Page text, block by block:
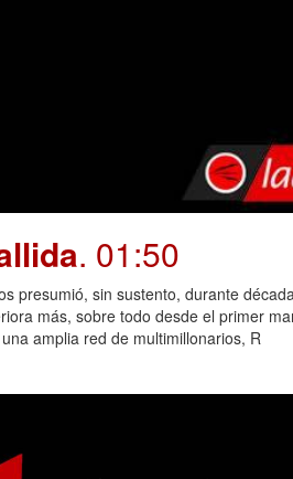
. 01:50
presumió, sin sustento, durante
más, sobre todo desde el primer
amplia red de multimillonarios, R